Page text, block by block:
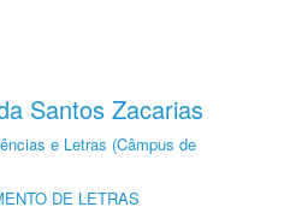
Santos Zacarias
e Letras (Câmpus de
DE LETRAS